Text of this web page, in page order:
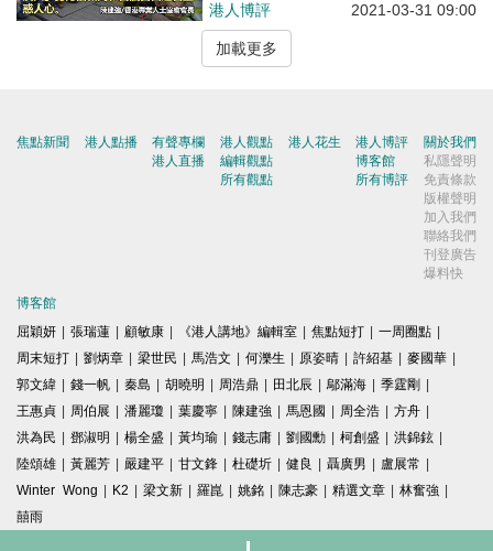
港人博評 2021-03-31 09:00
加載更多
焦點新聞 港人點播
有聲專欄
港人直播
港人觀點
編輯觀點
所有觀點
港人花生
港人博評
博客館
所有博評
關於我們
私隱聲明
免責條款
版權聲明
加入我們
聯絡我們
刊登廣告
爆料快
博客館
屈穎妍 | 張瑞蓮 | 顧敏康 | 《港人講地》編輯室 | 焦點短打 | 一周圈點 |
周末短打 | 劉炳章 | 梁世民 | 馬浩文 | 何濼生 | 原姿晴 | 許紹基 | 麥國華 |
郭文緯 | 錢一帆 | 秦島 | 胡曉明 | 周浩鼎 | 田北辰 | 鄔滿海 | 季霆剛 |
王惠貞 | 周伯展 | 潘麗瓊 | 葉慶寧 | 陳建強 | 馬恩國 | 周全浩 | 方舟 |
洪為民 | 鄧淑明 | 楊全盛 | 黃均瑜 | 錢志庸 | 劉國勳 | 柯創盛 | 洪錦鉉 |
陸頌雄 | 黃麗芳 | 嚴建平 | 甘文鋒 | 杜礎圻 | 健良 | 聶廣男 | 盧展常 |
Winter Wong | K2 | 梁文新 | 羅崑 | 姚銘 | 陳志豪 | 精選文章 | 林奮強 |
囍雨